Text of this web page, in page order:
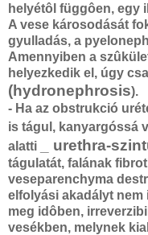
helyétôl függôen, egy
A vese károsodását
gyulladás, a
Amennyiben a
helyezkedik el, úgy
(hydronephrosis).
- Ha az obstrukció
is tágul, kanyargóssá
alatti
_ urethra-
tágulatát, falának
veseparenchyma
elfolyási akadályt
meg idôben,
vesékben, melynek